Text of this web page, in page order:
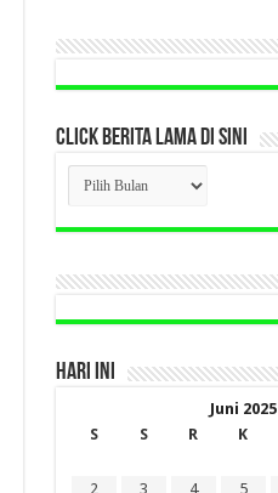
CLICK BERITA LAMA DI SINI
CLICK
BERITA
LAMA
DI
HARI INI
Juni 2025
S
S R K
2
3 4 5